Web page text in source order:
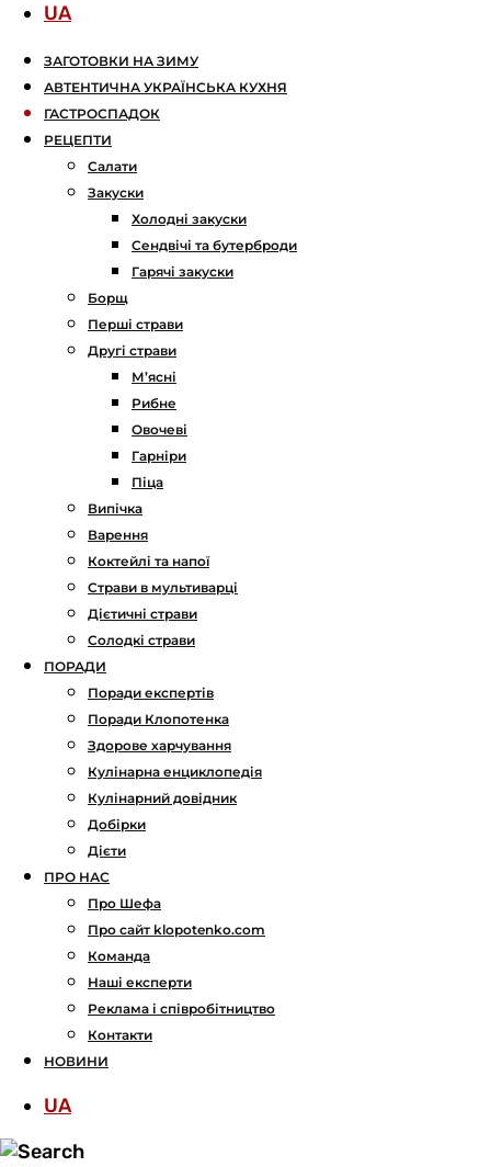
UA
ЗАГОТОВКИ НА ЗИМУ
АВТЕНТИЧНА УКРАЇНСЬКА КУХНЯ
ГАСТРОСПАДОК
РЕЦЕПТИ
Салати
Закуски
Холодні закуски
Сендвічі та бутерброди
Гарячі закуски
Борщ
Перші страви
Другі страви
М’ясні
Рибне
Овочеві
Гарніри
Піца
Випічка
Варення
Коктейлі та напої
Страви в мультиварці
Дієтичні страви
Солодкі страви
ПОРАДИ
Поради експертів
Поради Клопотенка
Здорове харчування
Кулінарна енциклопедія
Кулінарний довідник
Добірки
Дієти
ПРО НАС
Про Шефа
Про сайт klopotenko.com
Команда
Наші експерти
Реклама і співробітництво
Контакти
НОВИНИ
UA